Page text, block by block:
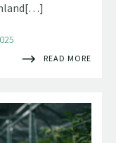
READ MORE